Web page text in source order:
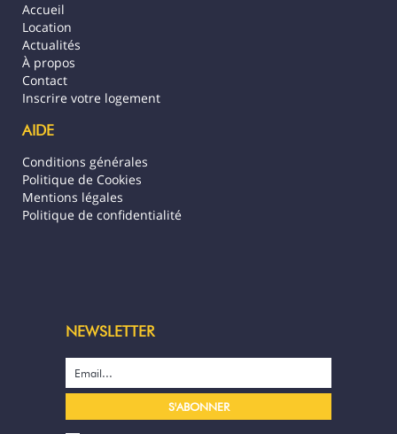
Accueil
Location
Actualités
À propos
Contact
Inscrire votre logement
AIDE
Conditions générales
Politique de Cookies
Mentions légales
Politique de confidentialité
NEWSLETTER